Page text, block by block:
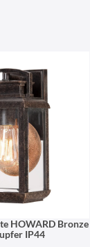
HOWARD Bronze
IP44